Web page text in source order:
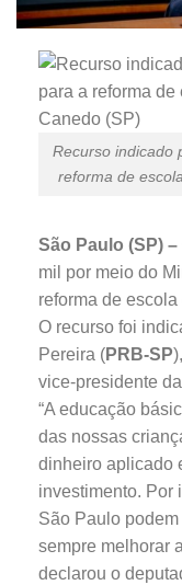
Recurso indicado
reforma de
São Paulo (SP) –
mil por meio do
reforma de
O recurso foi
Pereira (PRB-SP
vice-presidente
“A educação
das nossas
dinheiro aplicado
investimento. Por
São Paulo
sempre melhorar
declarou o